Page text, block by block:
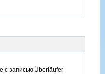
с записью Überläufer